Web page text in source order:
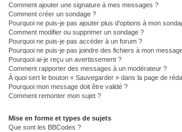
Comment ajouter une signature à mes messages ?
Comment créer un sondage ?
Pourquoi ne puis-je pas ajouter plus d’options à mon
Comment modifier ou supprimer un sondage ?
Pourquoi ne puis-je pas accéder à un forum ?
Pourquoi ne puis-je pas joindre des fichiers à mon
Pourquoi ai-je reçu un avertissement ?
Comment rapporter des messages à un modérateur ?
À quoi sert le bouton « Sauvegarder » dans la page de
Pourquoi mon message doit être validé ?
Comment remonter mon sujet ?
Mise en forme et types de sujets
Que sont les BBCodes ?